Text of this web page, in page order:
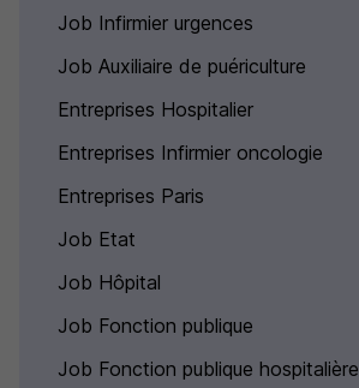
Job Infirmier urgences
Job Auxiliaire de puériculture
Entreprises Hospitalier
Entreprises Infirmier oncologie
Entreprises Paris
Job Etat
Job Hôpital
Job Fonction publique
Job Fonction publique hospitalière